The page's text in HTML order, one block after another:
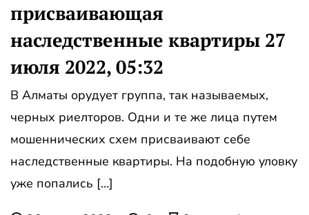
присваивающая
наследственные квартиры 27
июля 2022, 05:32
В Алматы орудует группа, так называемых,
черных риелторов. Одни и те же лица путем
мошеннических схем присваивают себе
наследственные квартиры. На подобную уловку
уже попались […]